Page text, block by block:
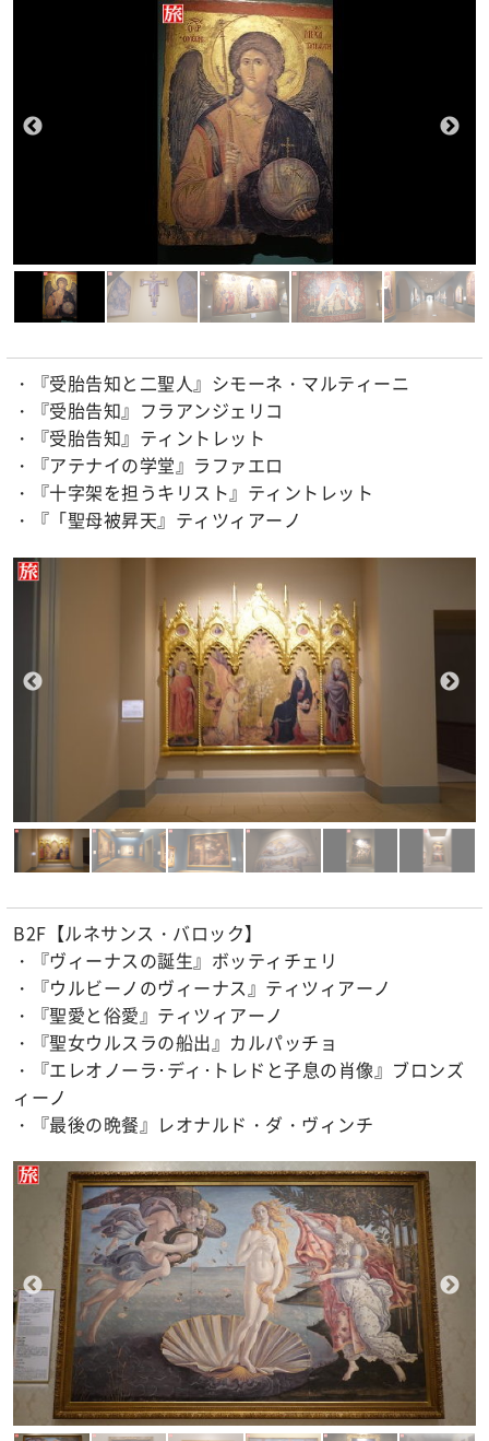
・『受胎告知と二聖人』シモーネ・マルティーニ
・『受胎告知』フラアンジェリコ
・『受胎告知』ティントレット
・『アテナイの学堂』ラファエロ
・『十字架を担うキリスト』ティントレット
・『「聖母被昇天』ティツィアーノ
B2F【ルネサンス・バロック】
・『ヴィーナスの誕生』ボッティチェリ
・『ウルビーノのヴィーナス』ティツィアーノ
・『聖愛と俗愛』ティツィアーノ
・『聖女ウルスラの船出』カルパッチョ
・『エレオノーラ･ディ･トレドと子息の肖像』ブロンズ
ィーノ
・『最後の晩餐』レオナルド・ダ・ヴィンチ